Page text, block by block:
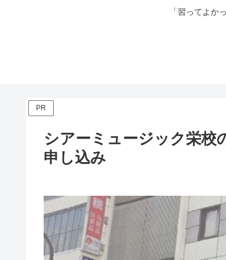
「習ってよか
PR
シアーミュージック栄校
申し込み